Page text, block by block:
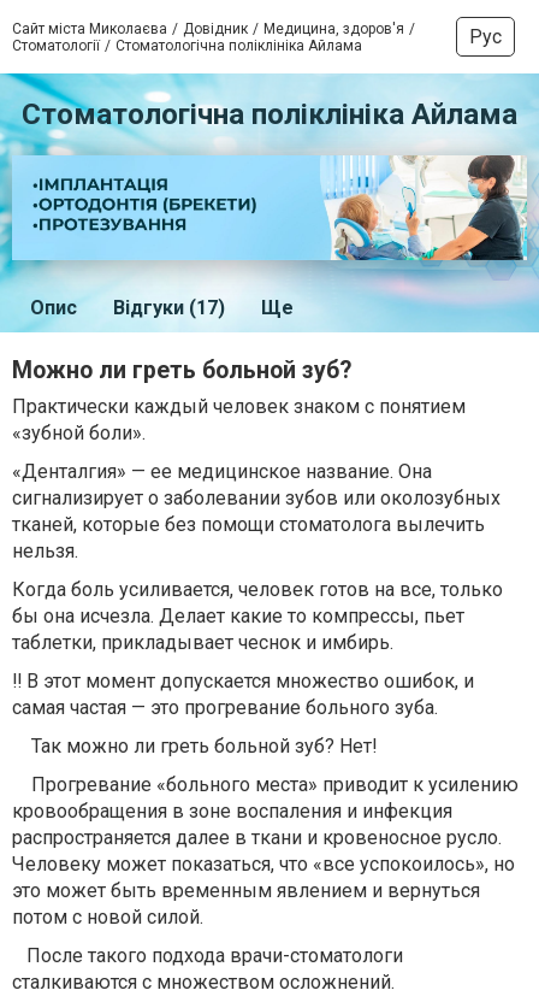
Сайт міста Миколаєва Довідник
Медицина, здоров'я
Стоматології
Стоматологічна поліклініка Айлама Рус
Стоматологічна поліклініка Айлама
Опис Відгуки (17) Ще
Можно ли греть больной зуб?
Практически каждый человек знаком с понятием
«зубной боли».
«Денталгия» — ее медицинское название. Она
сигнализирует о заболевании зубов или околозубных
тканей, которые без помощи стоматолога вылечить
нельзя.
Когда боль усиливается, человек готов на все, только
бы она исчезла. Делает какие то компрессы, пьет
таблетки, прикладывает чеснок и имбирь.
‼️ В этот момент допускается множество ошибок, и
самая частая — это прогревание больного зуба.
Так можно ли греть больной зуб? Нет!
Прогревание «больного места» приводит к усилению
кровообращения в зоне воспаления и инфекция
распространяется далее в ткани и кровеносное русло.
Человеку может показаться, что «все успокоилось», но
это может быть временным явлением и вернуться
потом с новой силой.
⠀После такого подхода врачи-стоматологи
сталкиваются с множеством осложнений.